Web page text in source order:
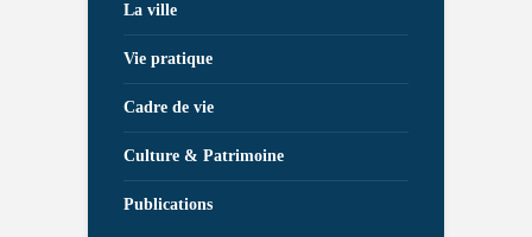
La ville
Vie pratique
Cadre de vie
Culture & Patrimoine
Publications